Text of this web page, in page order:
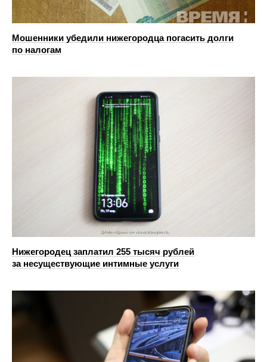
Мошенники убедили нижегородца погасить долги
по налогам
Нижегородец заплатил 255 тысяч рублей
за несуществующие интимные услуги